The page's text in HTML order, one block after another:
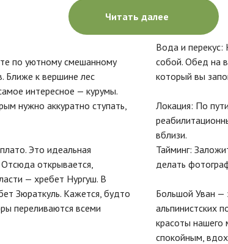
Читать далее
по уютному смешанному
Ближе к вершине лес
интересное — курумы.
нужно аккуратно ступать,
Это идеальная
открывается,
— хребет Нургуш. В
Зюраткуль. Кажется, будто
переливаются всеми
Вода и перекус:
собой. Обед на
который вы
Локация: По
вблизи.
Тайминг:
делать
Большой Уван —
альпинистских
красоты нашего
спокойным,